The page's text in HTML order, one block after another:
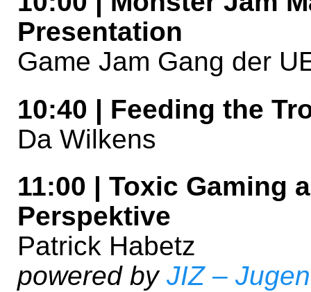
Presentation
Game Jam Gang der
10:40 | Feeding the
Da Wilkens
11:00 | Toxic Gaming
Perspektive
Patrick Habetz
powered by JIZ –